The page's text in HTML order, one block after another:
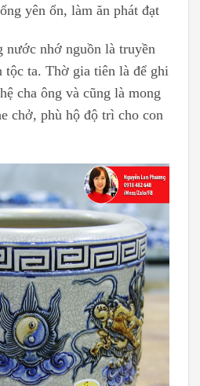
yên ổn, làm ăn phát đạt
nước nhớ nguồn là truyền
tộc ta. Thờ gia tiên là để ghi
cha ông và cũng là mong
chở, phù hộ độ trì cho con